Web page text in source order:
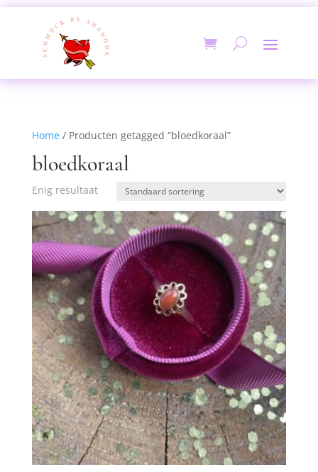
Home/ Producten getagged “bloedkoraal”
bloedkoraal
Enig resultaat